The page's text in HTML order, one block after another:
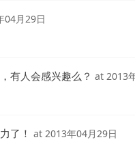
04月29日
有人会感兴趣么？ at 2013
了！ at 2013年04月29日